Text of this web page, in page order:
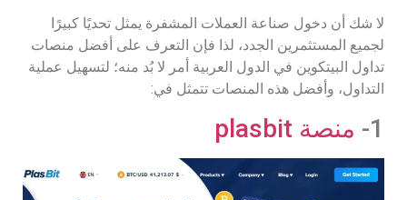
لا شك أن دخول صناعة العملات المشفرة يمثل تحديًا كبيرًا
لجميع المستثمرين الجدد، لذا فإن التعرف على أفضل منصات
تداول البيتكوين في الدول العربية أمر لا بُد منه؛ لتسهيل عملية
التداول، وأفضل هذه المنصات تتمثل في:
1- منصة plasbit